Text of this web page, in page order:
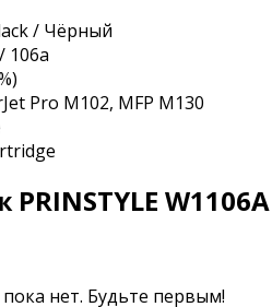
/ Чёрный
106a
Pro M102, MFP M130
W1106A
нет. Будьте первым!